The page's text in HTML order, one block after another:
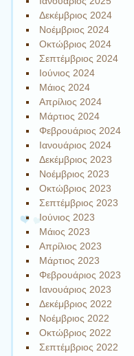
Δεκέμβριος 2024
Νοέμβριος 2024
Οκτώβριος 2024
Σεπτέμβριος 2024
Ιούνιος 2024
Μάιος 2024
Απρίλιος 2024
Μάρτιος 2024
Φεβρουάριος 2024
Ιανουάριος 2024
Δεκέμβριος 2023
Νοέμβριος 2023
Οκτώβριος 2023
Σεπτέμβριος 2023
Ιούνιος 2023
Μάιος 2023
Απρίλιος 2023
Μάρτιος 2023
Φεβρουάριος 2023
Ιανουάριος 2023
Δεκέμβριος 2022
Νοέμβριος 2022
Οκτώβριος 2022
Σεπτέμβριος 2022